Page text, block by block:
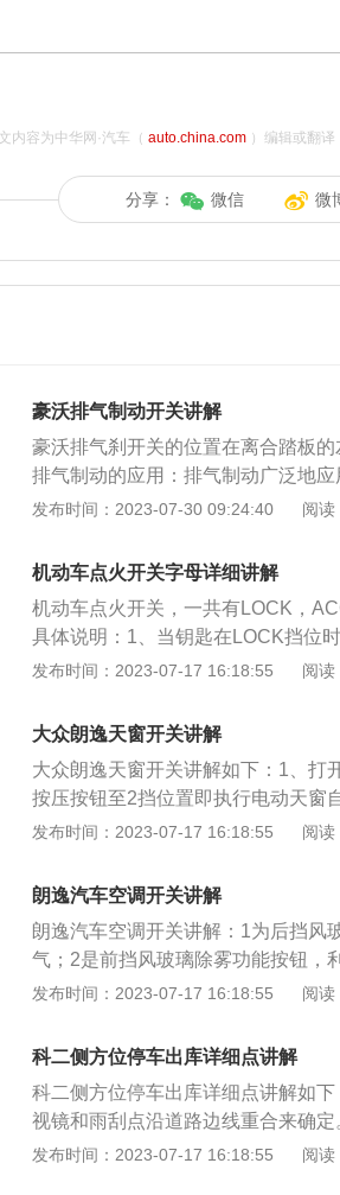
内容为中华网·汽车（ auto.china.com）编辑或翻译
分享： 微信 微
豪沃排气制动开关讲解
豪沃排气刹开关的位置在离合踏板
排气制动的应用：排气制动广泛地
调节阀，通过该阀的关闭增加排气
3、排气制动的原理：排气制动在发
道，使发动机活塞在排气行程时，
版动作用，从而达到控制车速的目的
发布时间：2023-07-30 09:24:40 阅读
机动车点火开关字母详细讲解
机动车点火开关，一共有LOCK，
具体说明：1、当钥匙在LOCK挡位
C档位时：汽车上只有部分电源被接
方式：1、钥匙插入点火，这种也是
关以后，旋转钥匙，在每个挡位停
2、无钥匙启动，这种启动方式较为
电源并完成自检，自检完成以后再
比较少，启动时，钥匙先按进去一
发布时间：2023-07-17 16:18:55 阅读
大众朗逸天窗开关讲解
大众朗逸天窗开关讲解如下：1、打
按压按钮至2挡位置即执行电动天窗
按钮的前端A至1挡位置。按压按钮
压按钮C至1挡位置；按压按钮至2挡
窗，水平向前按压按钮D至1挡位置
闭；6、停止电动天窗自动开启或关
发布时间：2023-07-17 16:18:55 阅读
朗逸汽车空调开关讲解
朗逸汽车空调开关讲解：1为后挡风
气；2是前挡风玻璃除雾功能按钮，
节旋钮，可控制空温度调节；4是空
的风力；7是空调自动开关，可自适
机开关，压缩机启动后开始冷却；9
适的出风方向。汽车空调整注意事
喜欢保持低温。众所周知，当温度
度是20℃到25℃，所以空的温度调节
发布时间：2023-07-17 16:18:55 阅读
科二侧方位停车出库详细点讲解
科二侧方位停车出库详细点讲解如
视镜和雨刮点沿道路边线重合来确
车头盖右侧1/4的位置压路边缘线，
发布时间：2023-07-17 16:18:55 阅读